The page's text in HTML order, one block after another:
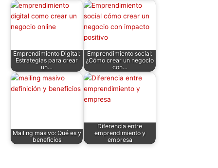
k
Emprendimiento Digital:
Estrategias para crear
un…
Emprendimiento social:
¿Cómo crear un negocio
con…
Mailing masivo: Qué es y
beneficios
Diferencia entre
emprendimiento y
empresa